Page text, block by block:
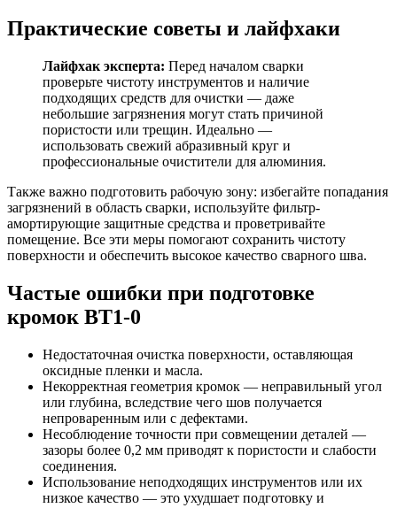
Практические советы и лайфхаки
Лайфхак эксперта: Перед началом сварки
проверьте чистоту инструментов и наличие
подходящих средств для очистки — даже
небольшие загрязнения могут стать причиной
пористости или трещин. Идеально —
использовать свежий абразивный круг и
профессиональные очистители для алюминия.
Также важно подготовить рабочую зону: избегайте попадания
загрязнений в область сварки, используйте фильтр-
амортирующие защитные средства и проветривайте
помещение. Все эти меры помогают сохранить чистоту
поверхности и обеспечить высокое качество сварного шва.
Частые ошибки при подготовке
кромок ВТ1-0
Недостаточная очистка поверхности, оставляющая
оксидные пленки и масла.
Некорректная геометрия кромок — неправильный угол
или глубина, вследствие чего шов получается
непроваренным или с дефектами.
Несоблюдение точности при совмещении деталей —
зазоры более 0,2 мм приводят к пористости и слабости
соединения.
Использование неподходящих инструментов или их
низкое качество — это ухудшает подготовку и